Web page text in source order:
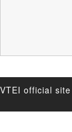
VTEI official